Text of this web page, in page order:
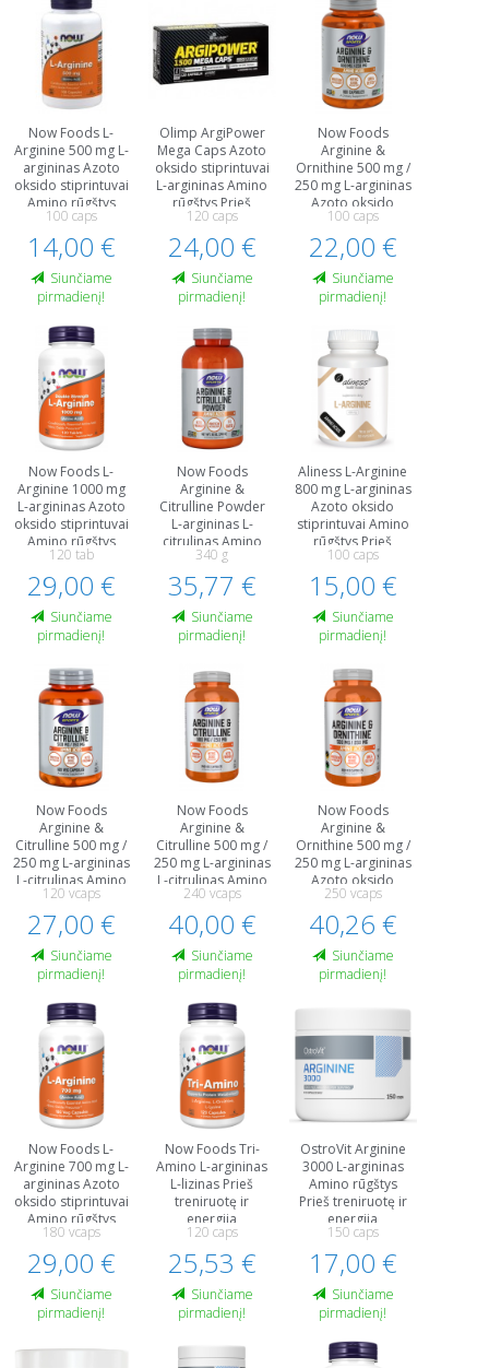
Now Foods L-
Arginine 500 mg L-
argininas Azoto
oksido stiprintuvai
Amino rūgštys
Prieš treniruotę ir
energija
100 caps
14,00 €
Siunčiame
pirmadienį!
Olimp ArgiPower
Mega Caps Azoto
oksido stiprintuvai
L-argininas Amino
rūgštys Prieš
treniruotę ir
energija
120 caps
24,00 €
Siunčiame
pirmadienį!
Now Foods
Arginine &
Ornithine 500 mg /
250 mg L-argininas
Azoto oksido
stiprintuvai Amino
rūgštys Prieš
treniruotę ir
energija
100 caps
22,00 €
Siunčiame
pirmadienį!
Now Foods L-
Arginine 1000 mg
L-argininas Azoto
oksido stiprintuvai
Amino rūgštys
Prieš treniruotę ir
energija
120 tab
29,00 €
Siunčiame
pirmadienį!
Now Foods
Arginine &
Citrulline Powder
L-argininas L-
citrulinas Amino
rūgštys Prieš
treniruotę ir
energija
340 g
35,77 €
Siunčiame
pirmadienį!
Aliness L-Arginine
800 mg L-argininas
Azoto oksido
stiprintuvai Amino
rūgštys Prieš
treniruotę ir
energija
100 caps
15,00 €
Siunčiame
pirmadienį!
Now Foods
Arginine &
Citrulline 500 mg /
250 mg L-argininas
L-citrulinas Amino
rūgštys Prieš
treniruotę ir
energija
120 vcaps
27,00 €
Siunčiame
pirmadienį!
Now Foods
Arginine &
Citrulline 500 mg /
250 mg L-argininas
L-citrulinas Amino
rūgštys Prieš
treniruotę ir
energija
240 vcaps
40,00 €
Siunčiame
pirmadienį!
Now Foods
Arginine &
Ornithine 500 mg /
250 mg L-argininas
Azoto oksido
stiprintuvai Amino
rūgštys Prieš
treniruotę ir
energija
250 vcaps
40,26 €
Siunčiame
pirmadienį!
Now Foods L-
Arginine 700 mg L-
argininas Azoto
oksido stiprintuvai
Amino rūgštys
Prieš treniruotę ir
energija
180 vcaps
29,00 €
Siunčiame
pirmadienį!
Now Foods Tri-
Amino L-argininas
L-lizinas Prieš
treniruotę ir
energija
120 caps
25,53 €
Siunčiame
pirmadienį!
OstroVit Arginine
3000 L-argininas
Amino rūgštys
Prieš treniruotę ir
energija
150 caps
17,00 €
Siunčiame
pirmadienį!